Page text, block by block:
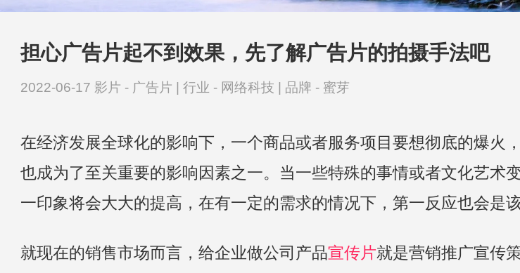
担心广告片起不到效果，先了解广告片的拍摄手法吧
2022-06-17 影片 - 广告片 行业 - 网络科技 品牌 - 蜜芽
在经济发展全球化的影响下，一个商品或者服务项目要想彻底的爆火
也成为了至关重要的影响因素之一。当一些特殊的事情或者文化艺术
一印象将会大大的提高，在有一定的需求的情况下，第一反应也会是该
就现在的销售市场而言，给企业做公司产品宣传片就是营销推广宣传